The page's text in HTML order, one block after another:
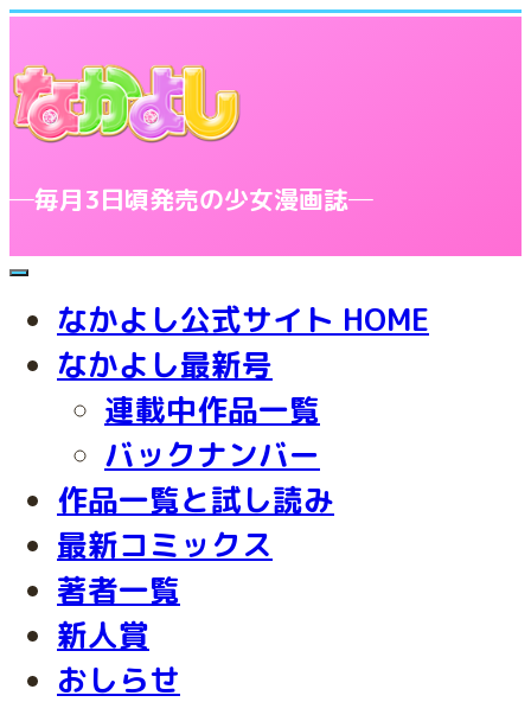
─毎月3日頃発売の少女漫画誌─
toggle
なかよし公式サイト HOME
なかよし最新号
連載中作品一覧
バックナンバー
作品一覧と試し読み
最新コミックス
著者一覧
新人賞
おしらせ